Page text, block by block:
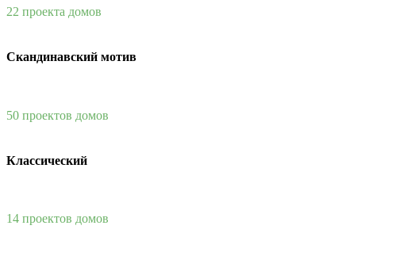
22 проекта домов
Скандинавский мотив
50 проектов домов
Классический
14 проектов домов